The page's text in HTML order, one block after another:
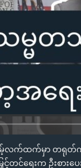
က်ထက်မှာ တရုတ်ကိုတ
င့်တင်ရေးက ဦးစာ